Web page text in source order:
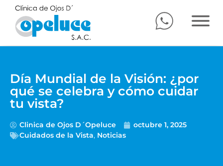
Día Mundial de la Visión: ¿por
qué se celebra y cómo cuidar
tu vista?
Clinica de Ojos D´Opeluce
octubre 1, 2025
Cuidados de la Vista, Noticias